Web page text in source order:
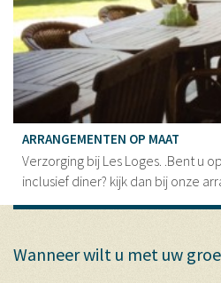
ARRANGEMENTEN OP MAAT
Verzorging bij Les Loges. .Bent u
inclusief diner? kijk dan bij onze
Wanneer wilt u met uw